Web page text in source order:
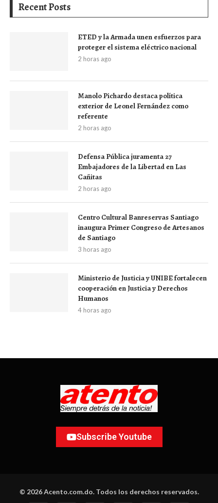
Recent Posts
ETED y la Armada unen esfuerzos para
proteger el sistema eléctrico nacional
2 horas ago
Manolo Pichardo destaca política
exterior de Leonel Fernández como
referente
2 horas ago
Defensa Pública juramenta 27
Embajadores de la Libertad en Las
Cañitas
2 horas ago
Centro Cultural Banreservas Santiago
inaugura Primer Congreso de Artesanos
de Santiago
3 horas ago
Ministerio de Justicia y UNIBE fortalecen
cooperación en Justicia y Derechos
Humanos
4 horas ago
Subscribe Youtube
© 2026 Acento.com.do. Todos los derechos reservados.